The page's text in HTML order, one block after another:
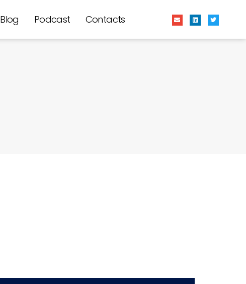
Blog Podcast Contacts